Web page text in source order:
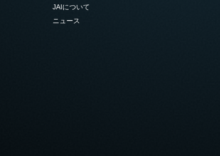
JAIについて
ニュース